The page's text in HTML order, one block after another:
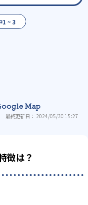
1 ~ 3
Map
最終更新日： 2024/05/30 15:27
徴は？